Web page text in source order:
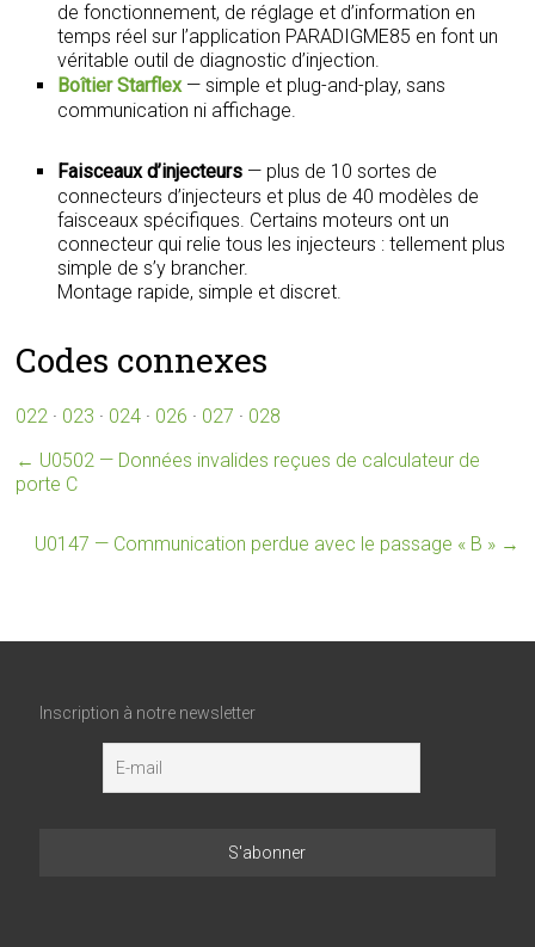
de fonctionnement, de réglage et d’information en
temps réel sur l’application PARADIGME85 en font un
véritable outil de diagnostic d’injection.
Boîtier Starflex— simple et plug-and-play, sans
communication ni affichage.
Faisceaux d’injecteurs — plus de 10 sortes de
connecteurs d’injecteurs et plus de 40 modèles de
faisceaux spécifiques. Certains moteurs ont un
connecteur qui relie tous les injecteurs : tellement plus
simple de s’y brancher.
Montage rapide, simple et discret.
Codes connexes
022 · 023 · 024 · 026 · 027 · 028
← U0502 — Données invalides reçues de calculateur de
porte C
U0147 — Communication perdue avec le passage « B » →
Inscription à notre newsletter